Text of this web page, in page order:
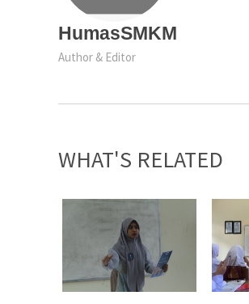
HumasSMKM
Author & Editor
WHAT'S RELATED